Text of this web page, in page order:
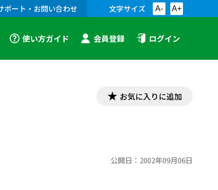
ポート・お問い合わせ 文字サイズ A- A+
使い方ガイド 会員登録 ログイン
お気に入りに追加
公開日： 2002年09月06日